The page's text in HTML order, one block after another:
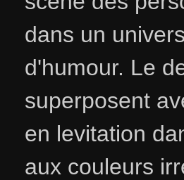
dans un
d'humour. Le
superposent
en levitation
aux couleurs